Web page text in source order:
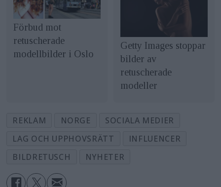
Förbud mot
retuscherade
modellbilder i Oslo
Getty Images stoppar
bilder av
retuscherade
modeller
REKLAM NORGE
SOCIALA MEDIER
LAG OCH UPPHOVSRÄTT
INFLUENCER
BILDRETUSCH
NYHETER